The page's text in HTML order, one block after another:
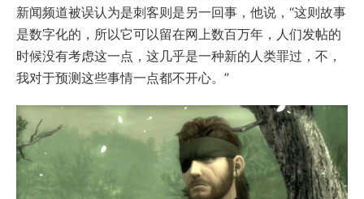
新闻频道被误认为是刺客则是另一回事，他说，“这则故事
是数字化的，所以它可以留在网上数百万年，人们发帖的
时候没有考虑这一点，这几乎是一种新的人类罪过，不，
我对于预测这些事情一点都不开心。”